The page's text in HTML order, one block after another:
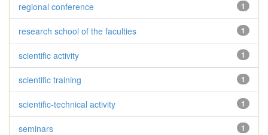
1
regional conference
1
research school of the faculties
1
scientific activity
1
scientific training
1
scientific-technical activity
1
seminars